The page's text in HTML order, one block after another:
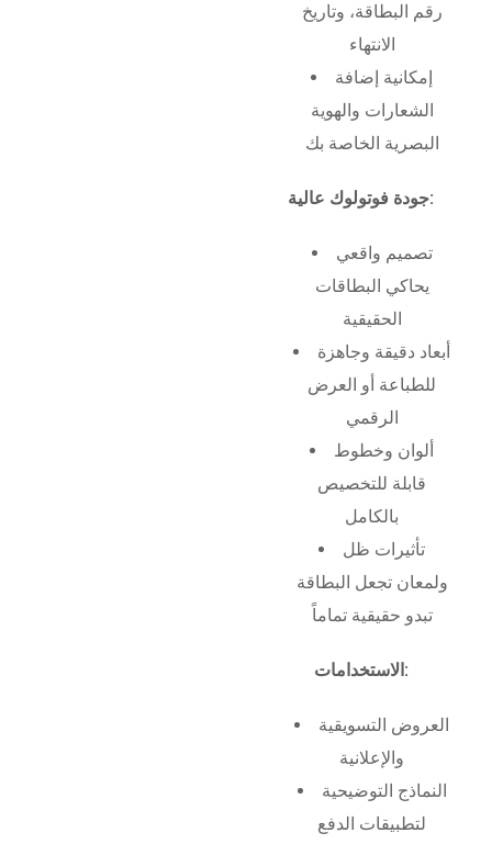
رقم البطاقة، وتاريخ
الانتهاء
إمكانية إضافة
الشعارات والهوية
البصرية الخاصة بك
جودة فوتولوك عالية:
تصميم واقعي
يحاكي البطاقات
الحقيقية
أبعاد دقيقة وجاهزة
للطباعة أو العرض
الرقمي
ألوان وخطوط
قابلة للتخصيص
بالكامل
تأثيرات ظل
ولمعان تجعل البطاقة
تبدو حقيقية تماماً
الاستخدامات:
العروض التسويقية
والإعلانية
النماذج التوضيحية
لتطبيقات الدفع